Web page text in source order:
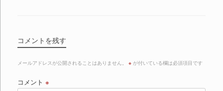
コメントを残す
メールアドレスが公開されることはありません。 ※ が付いている欄は必須項目です
コメント ※